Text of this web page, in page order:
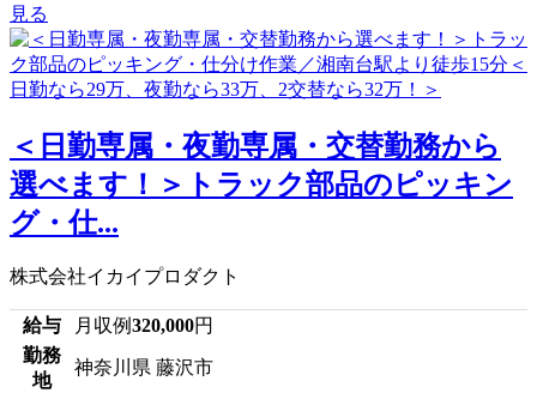
見る
＜日勤専属・夜勤専属・交替勤務から
選べます！＞トラック部品のピッキン
グ・仕...
株式会社イカイプロダクト
給与 月収例320,000円
勤務
地
神奈川県 藤沢市